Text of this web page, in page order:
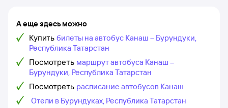
А еще здесь можно
Купить билеты на автобус Канаш – Бурундуки,
Республика Татарстан
Посмотреть маршрут автобуса Канаш –
Бурундуки, Республика Татарстан
Посмотреть расписание автобусов Канаш
Отели в Бурундуках, Республика Татарстан